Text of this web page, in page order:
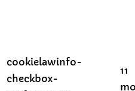
cookielawinfo-
checkbox-
11